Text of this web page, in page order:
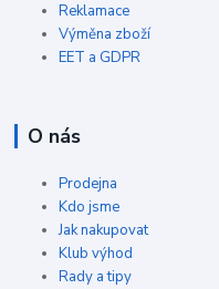
Reklamace
Výměna zboží
EET a GDPR
O nás
Prodejna
Kdo jsme
Jak nakupovat
Klub výhod
Rady a tipy